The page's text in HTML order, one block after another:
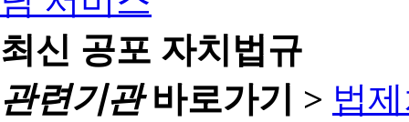
최신 공포 자치법규
관련기관바로가기 > 법